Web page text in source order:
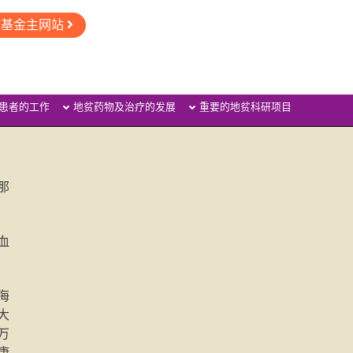
金主网站
者的工作 地贫药物及治疗的发展 重要的地贫科研项目